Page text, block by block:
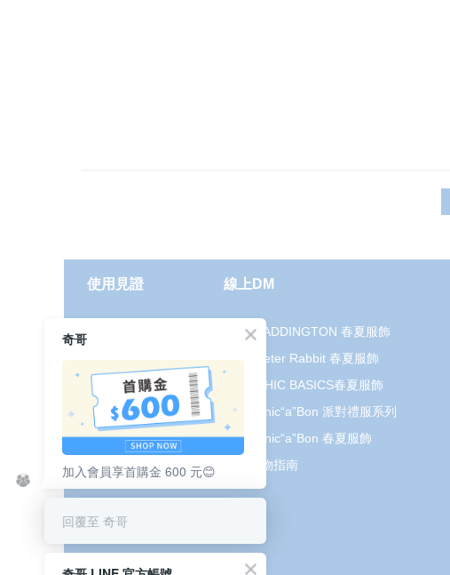
使用見證
清潔護理
服飾推薦
被毯紡品
推車汽座
我要分享
線上DM
2026 PADDINGTON 春夏服飾
2026 Peter Rabbit 春夏服飾
2026 CHIC BASICS春夏服飾
2026 Chic“a”Bon 派對禮服系列
2026 Chic“a”Bon 春夏服飾
媽咪購物指南
奇哥
加入會員享首購金 600 元😊
回覆至 奇哥